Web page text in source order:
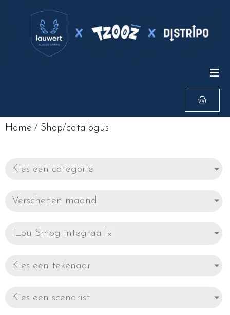
Home / Shop/catalogus
Kies een categorie
Verschenen maand
Lou Smog integraal ×
Kies een tekenaar
Kies een scenarist